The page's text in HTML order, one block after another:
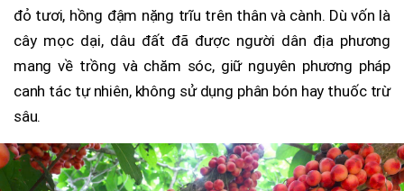
đỏ tươi, hồng đậm nặng trĩu trên thân và cành. Dù vốn là
cây mọc dại, dâu đất đã được người dân địa phương
mang về trồng và chăm sóc, giữ nguyên phương pháp
canh tác tự nhiên, không sử dụng phân bón hay thuốc trừ
sâu.